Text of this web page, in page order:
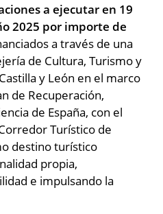
a ejecutar en 19
2025 por importe de
a través de una
de Cultura, Turismo y
y León en el marco
de Recuperación,
de España, con el
Turístico de
destino turístico
propia,
e impulsando la